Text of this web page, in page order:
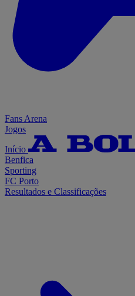
Fans Arena
Jogos
Início
Benfica
Sporting
FC Porto
Resultados e Classificações